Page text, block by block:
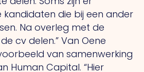
die bij een ander
Na overleg met de
cv delen.” Van Oene
van samenwerking
Human Capital. “Hier